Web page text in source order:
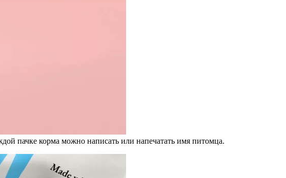
пачке корма можно написать или напечатать имя питомца.